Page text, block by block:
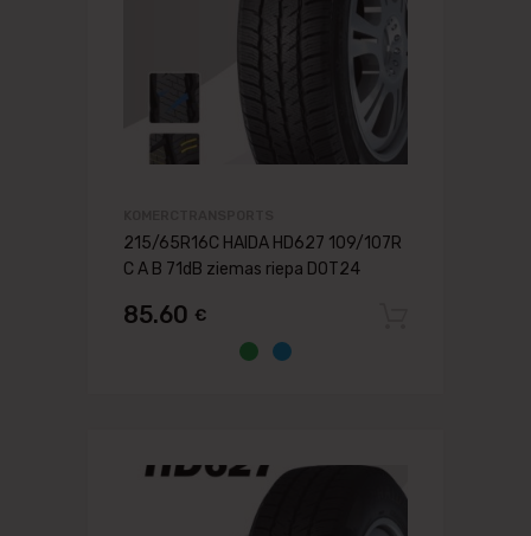
215/65R16C HAIDA HD627 109/107R
C A B 71dB ziemas riepa DOT24
85.60 €